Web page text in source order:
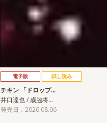
電子版 試し読み
チキン 「ドロップ…
井口達也 / 歳脇将…
発売日：2026.08.06